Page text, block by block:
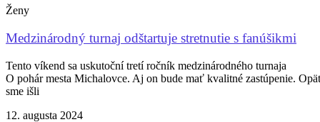
Ženy
Medzinárodný turnaj odštartuje stretnutie s fanúšikmi
Tento víkend sa uskutoční tretí ročník medzinárodného turnaja
O pohár mesta Michalovce. Aj on bude mať kvalitné zastúpenie.
sme išli
12. augusta 2024